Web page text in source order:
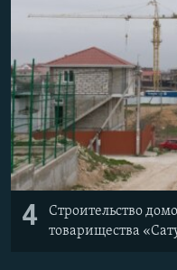
4
Строительство
товарищества